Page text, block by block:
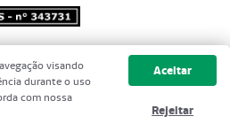
- 2026 Unimed do
os direitos reservados
visando
durante o uso
com nossa
Aceitar
Rejeitar